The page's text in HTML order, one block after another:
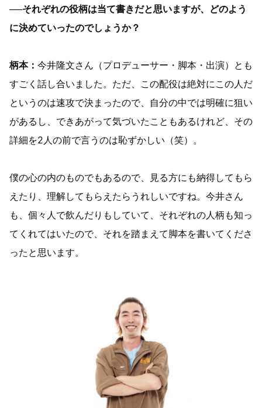
──それぞれの役柄は当て書きだと思いますが、どのよう
に決めていったのでしょうか？
柄本： 今井隆文さん（プロデューサー・脚本・出演）とも
すごく話し合いました。ただ、この配役は絶対にこの人だ
というのは速攻で決まったので、自分の中では明確に狙い
があるし、できあがって気づいたこともあるけれど、その
詳細を2人の前で言うのは恥ずかしい（笑）。
僕の心の内のものでもあるので、見る方にも納得してもら
えたり、理解してもらえたらうれしいですね。今井さん
も、個々人で飲んだりもしていて、それぞれの人柄も知っ
てくれてはいたので、それを踏まえて脚本を書いてくださ
ったと思います。